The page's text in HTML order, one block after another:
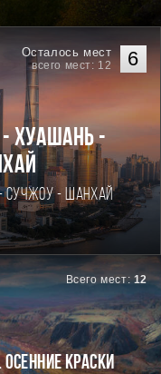
6
Осталось мест
всего мест: 12
Хуашань -
Сучжоу - Шанхай
Всего мест: 12
КРАСКИ